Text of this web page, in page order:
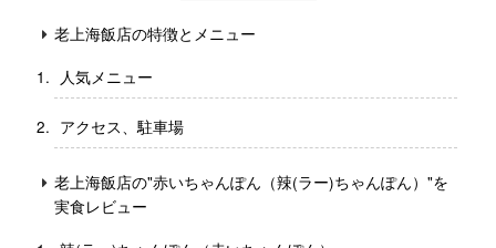
老上海飯店の特徴とメニュー
人気メニュー
アクセス、駐車場
老上海飯店の"赤いちゃんぽん（辣(ラー)ちゃんぽん）"を
実食レビュー